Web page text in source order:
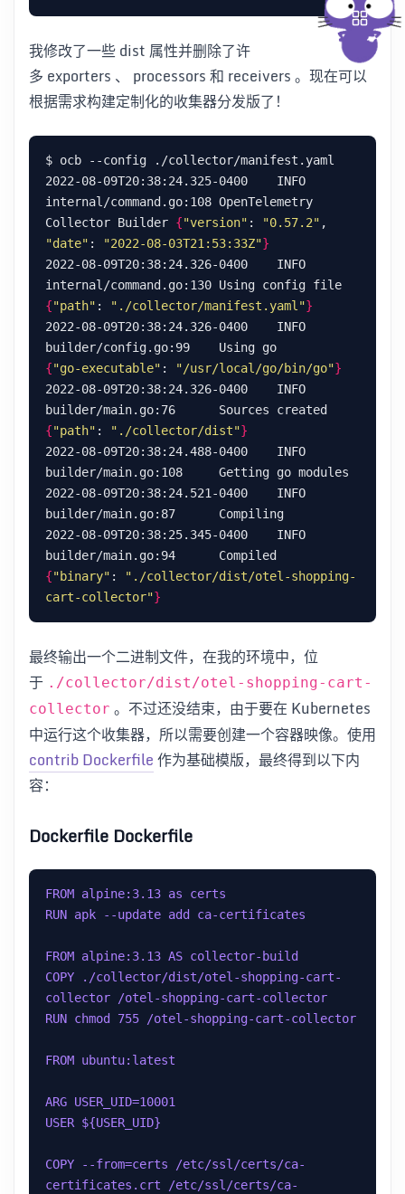
我修改了一些 dist 属性并删除了许
多 exporters 、 processors 和 receivers 。现在可以
根据需求构建定制化的收集器分发版了！
2022-08-09T20:38:24.325-0400    INFO
internal/command.go:108 OpenTelemetry
Collector Builder {"version" : "0.57.2"
"date" : "2022-08-03T21:53:33Z"}
2022-08-09T20:38:24.326-0400    INFO
{"path" : "./collector/manifest.yaml"}
2022-08-09T20:38:24.326-0400    INFO
{"go-executable" : "/usr/local/go/bin/go"}
2022-08-09T20:38:24.326-0400    INFO
{"path" : "./collector/dist"}
2022-08-09T20:38:24.488-0400    INFO
2022-08-09T20:38:24.521-0400    INFO
2022-08-09T20:38:25.345-0400    INFO
{"binary" :
"./collector/dist/otel-shopping-
cart-collector"}
最终输出一个二进制文件，在我的环境中，位
于 ./collector/dist/otel-shopping-cart-
collector 。不过还没结束，由于要在 Kubernetes
中运行这个收集器，所以需要创建一个容器映像。使用
contrib Dockerfile作为基础模版，最终得到以下内
容：
Dockerfile Dockerfile
FROM alpine:3.13 as certs
RUN apk --update add ca-certificates
FROM alpine:3.13 AS collector-build
COPY ./collector/dist/otel-shopping-cart-
collector /otel-shopping-cart-collector
RUN chmod 755 /otel-shopping-cart-collector
FROM ubuntu:latest
ARG USER_UID=10001
USER ${USER_UID}
COPY --from=certs /etc/ssl/certs/ca-
certificates.crt /etc/ssl/certs/ca-